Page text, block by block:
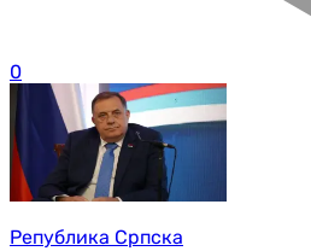
0
Република Српска